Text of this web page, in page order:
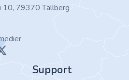
10, 79370 Tällberg
Support